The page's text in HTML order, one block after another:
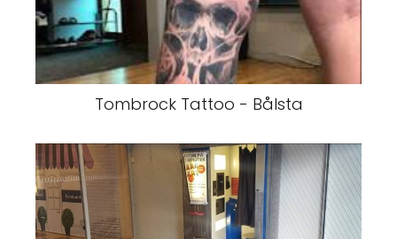
Tombrock Tattoo - Bålsta